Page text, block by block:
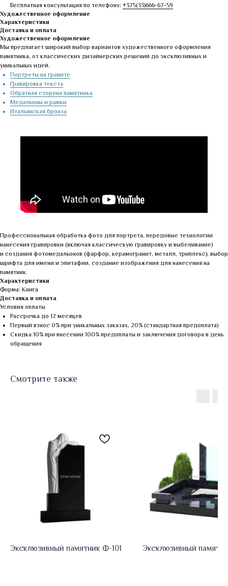
Бесплатная консультация по телефону: +375(33)666-67-59
Художественное оформление
Характеристики
Доставка и оплата
Художественное оформление
Мы предлагает широкий выбор вариантов художественного оформления
памятника, от классических дизайнерских решений до эксклюзивных и
уникальных идей.
Портреты на граните
Гравировка текста
Обратная сторона памятника
Медальоны и рамки
Итальянская бронза
Профессиональная обработка фото для портрета, передовые технологии
нанесения гравировки (включая классическую гравировку и выбеливание)
и создания фотомедальонов (фарфор, керамогранит, металл, триплекс), выбор
шрифта для имени и эпитафии, создание изображения для нанесения на
памятник.
Характеристики
Форма: Книга
Доставка и оплата
Условия оплаты
Рассрочка до 12 месяцев
Первый взнос 0% при уникальных заказах, 20% (стандартная предоплата)
Скидка 10% при внесении 100% предоплаты и заключения договора в день
обращения
Смотрите также
Эксклюзивный памятник Ф-101 Эксклюзивный